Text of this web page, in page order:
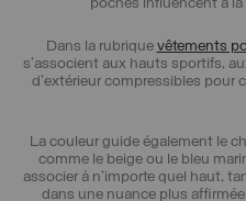
poches influencent à la
Dans la rubrique vêtements
s’associent aux hauts sportifs,
d’extérieur compressibles pour
La couleur guide également le
comme le beige ou le bleu
associer à n’importe quel haut,
dans une nuance plus